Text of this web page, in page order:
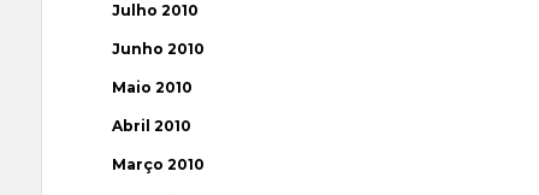
Julho 2010
Junho 2010
Maio 2010
Abril 2010
Março 2010